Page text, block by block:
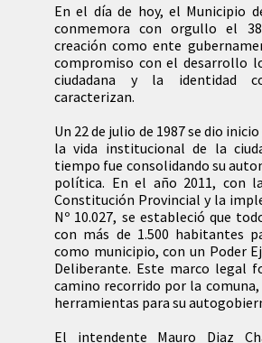
En el día de hoy, el Municipio
conmemora con orgullo el
creación como ente
compromiso con el desarrollo
ciudadana y la identidad
caracterizan.
Un 22 de julio de 1987 se dio
la vida institucional de la
tiempo fue consolidando su
política. En el año 2011, con
Constitución Provincial y la
Nº 10.027, se estableció que
con más de 1.500 habitantes
como municipio, con un Poder
Deliberante. Este marco legal
camino recorrido por la comuna,
herramientas para su
El intendente Mauro Diaz